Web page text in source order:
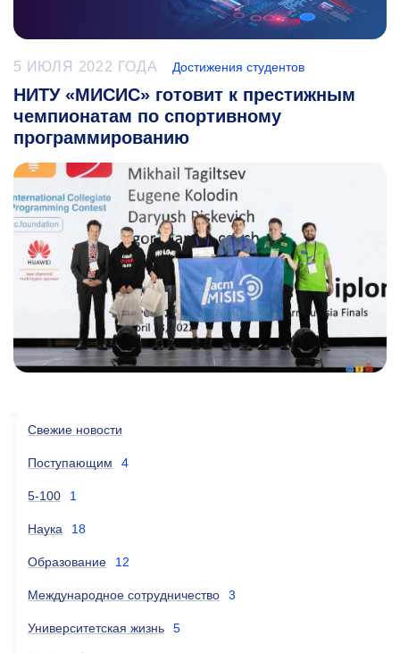
5 ИЮЛЯ 2022 ГОДА Достижения студентов
НИТУ «МИСИС» готовит к престижным
чемпионатам по спортивному
программированию
Свежие новости
Поступающим 4
5-100 1
Наука 18
Образование 12
Международное сотрудничество 3
Университетская жизнь 5